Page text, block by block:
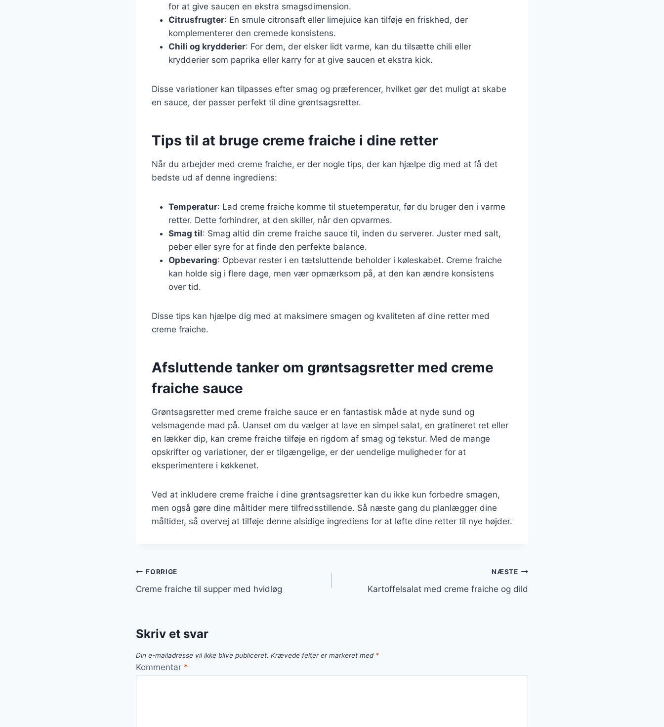
for at give saucen en ekstra smagsdimension.
Citrusfrugter: En smule citronsaft eller limejuice kan tilføje en friskhed, der
komplementerer den cremede konsistens.
Chili og krydderier: For dem, der elsker lidt varme, kan du tilsætte chili eller
krydderier som paprika eller karry for at give saucen et ekstra kick.
Disse variationer kan tilpasses efter smag og præferencer, hvilket gør det muligt at skabe
en sauce, der passer perfekt til dine grøntsagsretter.
Tips til at bruge creme fraiche i dine retter
Når du arbejder med creme fraiche, er der nogle tips, der kan hjælpe dig med at få det
bedste ud af denne ingrediens:
Temperatur: Lad creme fraiche komme til stuetemperatur, før du bruger den i varme
retter. Dette forhindrer, at den skiller, når den opvarmes.
Smag til: Smag altid din creme fraiche sauce til, inden du serverer. Juster med salt,
peber eller syre for at finde den perfekte balance.
Opbevaring: Opbevar rester i en tætsluttende beholder i køleskabet. Creme fraiche
kan holde sig i flere dage, men vær opmærksom på, at den kan ændre konsistens
over tid.
Disse tips kan hjælpe dig med at maksimere smagen og kvaliteten af dine retter med
creme fraiche.
Afsluttende tanker om grøntsagsretter med creme
fraiche sauce
Grøntsagsretter med creme fraiche sauce er en fantastisk måde at nyde sund og
velsmagende mad på. Uanset om du vælger at lave en simpel salat, en gratineret ret eller
en lækker dip, kan creme fraiche tilføje en rigdom af smag og tekstur. Med de mange
opskrifter og variationer, der er tilgængelige, er der uendelige muligheder for at
eksperimentere i køkkenet.
Ved at inkludere creme fraiche i dine grøntsagsretter kan du ikke kun forbedre smagen,
men også gøre dine måltider mere tilfredsstillende. Så næste gang du planlægger dine
måltider, så overvej at tilføje denne alsidige ingrediens for at løfte dine retter til nye højder.
Indlægsnavigation
FORRIGE
Creme fraiche til supper med hvidløg
NÆSTE
Kartoffelsalat med creme fraiche og dild
Skriv et svar
Din e-mailadresse vil ikke blive publiceret. Krævede felter er markeret med *
Kommentar *